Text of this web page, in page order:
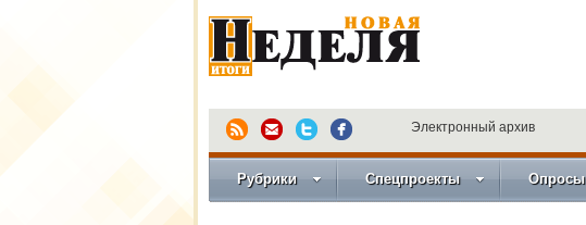
Электронный архив
Рубрики Спецпроекты Опросы